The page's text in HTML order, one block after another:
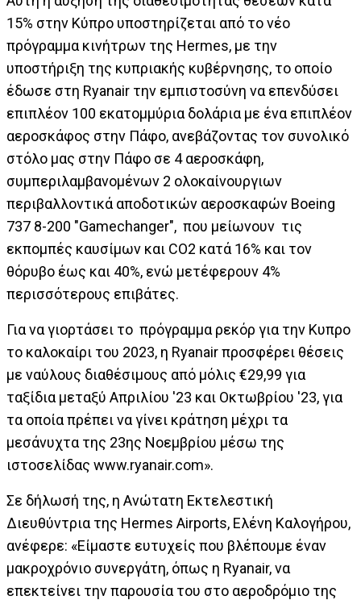
15% στην Κύπρο υποστηρίζεται από το νέο
πρόγραμμα κινήτρων της Hermes, με την
υποστήριξη της κυπριακής κυβέρνησης, το οποίο
έδωσε στη Ryanair την εμπιστοσύνη να επενδύσει
επιπλέον 100 εκατομμύρια δολάρια με ένα επιπλέον
αεροσκάφος στην Πάφο, ανεβάζοντας τον συνολικό
στόλο μας στην Πάφο σε 4 αεροσκάφη,
συμπεριλαμβανομένων 2 ολοκαίνουργιων
περιβαλλοντικά αποδοτικών αεροσκαφών Boeing
737 8-200 "Gamechanger", που μείωνουν τις
εκπομπές καυσίμων και CO2 κατά 16% και τον
θόρυβο έως και 40%, ενώ μετέφερουν 4%
περισσότερους επιβάτες.
Για να γιορτάσει το πρόγραμμα ρεκόρ για την Κυπρο
το καλοκαίρι του 2023, η Ryanair προσφέρει θέσεις
με ναύλους διαθέσιμους από μόλις €29,99 για
ταξίδια μεταξύ Απριλίου '23 και Οκτωβρίου '23, για
τα οποία πρέπει να γίνει κράτηση μέχρι τα
μεσάνυχτα της 23ης Νοεμβρίου μέσω της
ιστοσελίδας www.ryanair.com».
Σε δήλωσή της, η Ανώτατη Εκτελεστική
Διευθύντρια της Hermes Airports, Ελένη Καλογήρου,
ανέφερε: «Είμαστε ευτυχείς που βλέπουμε έναν
μακροχρόνιο συνεργάτη, όπως η Ryanair, να
επεκτείνει την παρουσία του στο αεροδρόμιο της